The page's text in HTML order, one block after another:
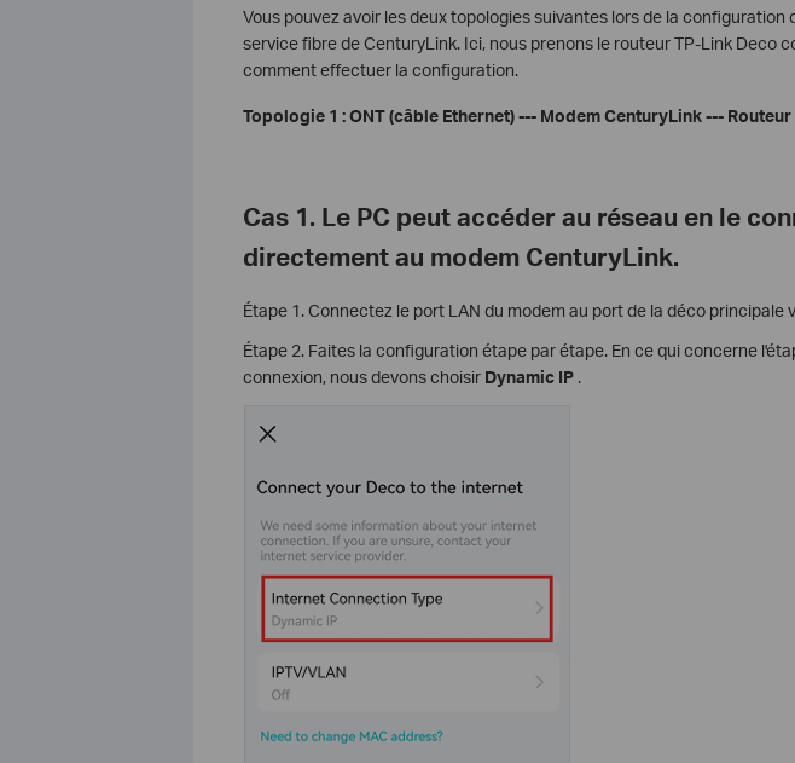
Vous pouvez avoir les deux topologies suivantes lors de la configuration
service fibre de CenturyLink. Ici, nous prenons le routeur TP-Link Deco
comment effectuer la configuration.
Topologie 1 : ONT (câble Ethernet) --- Modem CenturyLink ---
Cas 1. Le PC peut accéder au réseau en le
directement au modem CenturyLink.
Étape 1. Connectez le port LAN du modem au port de la déco principale
Étape 2. Faites la configuration étape par étape. En ce qui concerne
connexion, nous devons choisir Dynamic IP.